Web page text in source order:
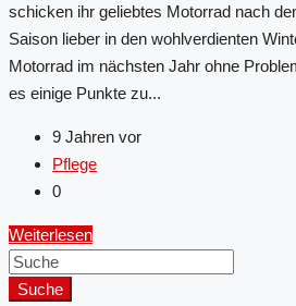
schicken ihr geliebtes Motorrad nach
Saison lieber in den wohlverdienten
Motorrad im nächsten Jahr ohne
es einige Punkte zu...
9 Jahren vor
Pflege
0
Weiterlesen
Suche